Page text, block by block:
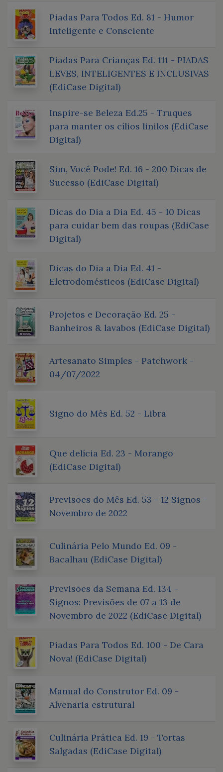
Piadas Para Todos Ed. 81 - Humor
Inteligente e Consciente
Piadas Para Crianças Ed. 111 - PIADAS
LEVES, INTELIGENTES E INCLUSIVAS
(EdiCase Digital)
Inspire-se Beleza Ed.25 - Truques
para manter os cílios linilos (EdiCase
Digital)
Sim, Você Pode! Ed. 16 - 200 Dicas de
Sucesso (EdiCase Digital)
Dicas do Dia a Dia Ed. 45 - 10 Dicas
para cuidar bem das roupas (EdiCase
Digital)
Dicas do Dia a Dia Ed. 41 -
Eletrodomésticos (EdiCase Digital)
Projetos e Decoração Ed. 25 -
Banheiros & lavabos (EdiCase Digital)
Artesanato Simples - Patchwork -
04/07/2022
Signo do Mês Ed. 52 - Libra
Que delícia Ed. 23 - Morango
(EdiCase Digital)
Previsões do Mês Ed. 53 - 12 Signos -
Novembro de 2022
Culinária Pelo Mundo Ed. 09 -
Bacalhau (EdiCase Digital)
Previsões da Semana Ed. 134 -
Signos: Previsões de 07 a 13 de
Novembro de 2022 (EdiCase Digital)
Piadas Para Todos Ed. 100 - De Cara
Nova! (EdiCase Digital)
Manual do Construtor Ed. 09 -
Alvenaria estrutural
Culinária Prática Ed. 19 - Tortas
Salgadas (EdiCase Digital)